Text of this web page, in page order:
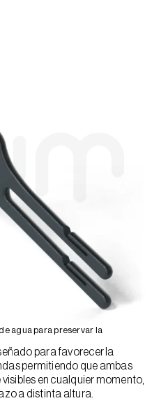
agua para preservar la
para favorecer la
permitiendo que ambas
en cualquier momento,
a distinta altura.